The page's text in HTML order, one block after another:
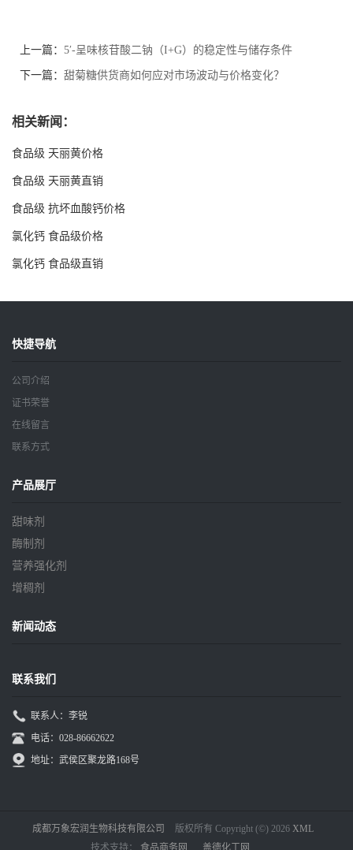
上一篇： 5′-呈味核苷酸二钠（I+G）的稳定性与储存条件
下一篇： 甜菊糖供货商如何应对市场波动与价格变化？
相关新闻：
食品级 天丽黄价格
食品级 天丽黄直销
食品级 抗坏血酸钙价格
氯化钙 食品级价格
氯化钙 食品级直销
快捷导航
公司介绍
证书荣誉
在线留言
联系方式
产品展厅
甜味剂
酶制剂
营养强化剂
增稠剂
新闻动态
联系我们
联系人：李锐
电话：028-86662622
地址：武侯区聚龙路168号
成都万象宏润生物科技有限公司 版权所有 Copyright (©) 2026 XML
技术支持： 食品商务网 盖德化工网